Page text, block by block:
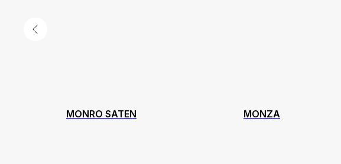
MONRO SATEN MONZA